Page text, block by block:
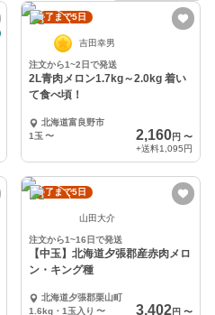
終了まで5日
吉田幸男
注文から1~2日で発送
2L青肉メロン1.7kg～2.0kg 着い
て食べ頃！
北海道富良野市
1玉 〜 2,160円 〜
+送料1,095円
終了まで5日
山田大介
注文から1~16日で発送
【中玉】北海道夕張郡産赤肉メロ
ン・キング種
北海道夕張郡栗山町
1.6kg・1玉入り 〜 3,402円 〜